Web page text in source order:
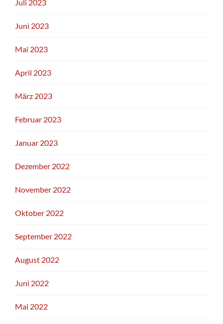
Juli 2023
Juni 2023
Mai 2023
April 2023
März 2023
Februar 2023
Januar 2023
Dezember 2022
November 2022
Oktober 2022
September 2022
August 2022
Juni 2022
Mai 2022